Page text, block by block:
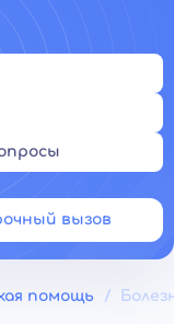
вызов
помощь